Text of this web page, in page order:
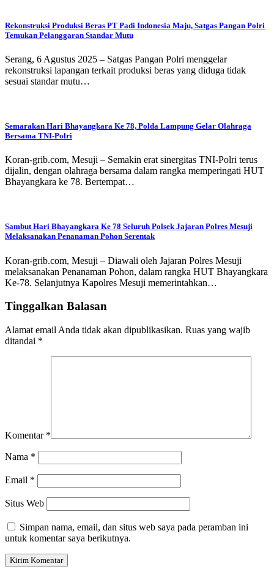
Rekonstruksi Produksi Beras PT Padi Indonesia Maju, Satgas Pangan Polri
Temukan Pelanggaran Standar Mutu
Serang, 6 Agustus 2025 – Satgas Pangan Polri menggelar
rekonstruksi lapangan terkait produksi beras yang diduga tidak
sesuai standar mutu…
Semarakan Hari Bhayangkara Ke 78, Polda Lampung Gelar Olahraga
Bersama TNI-Polri
Koran-grib.com, Mesuji – Semakin erat sinergitas TNI-Polri terus
dijalin, dengan olahraga bersama dalam rangka memperingati HUT
Bhayangkara ke 78. Bertempat…
Sambut Hari Bhayangkara Ke 78 Seluruh Polsek Jajaran Polres Mesuji
Melaksanakan Penanaman Pohon Serentak
Koran-grib.com, Mesuji – Diawali oleh Jajaran Polres Mesuji
melaksanakan Penanaman Pohon, dalam rangka HUT Bhayangkara
Ke-78. Selanjutnya Kapolres Mesuji memerintahkan…
Tinggalkan Balasan
Alamat email Anda tidak akan dipublikasikan. Ruas yang wajib
ditandai *
Komentar *
Nama *
Email *
Situs Web
Simpan nama, email, dan situs web saya pada peramban ini
untuk komentar saya berikutnya.